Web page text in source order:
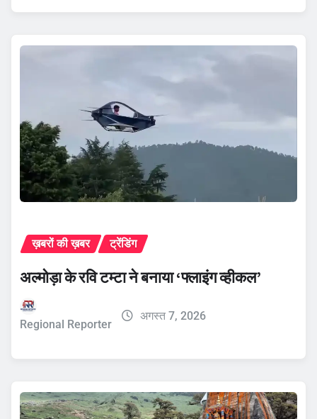
ख़बरों की ख़बर ट्रेंडिंग
अल्मोड़ा के रवि टम्टा ने बनाया ‘फ्लाइंग व्हीकल’
Regional Reporter
अगस्त 7, 2026